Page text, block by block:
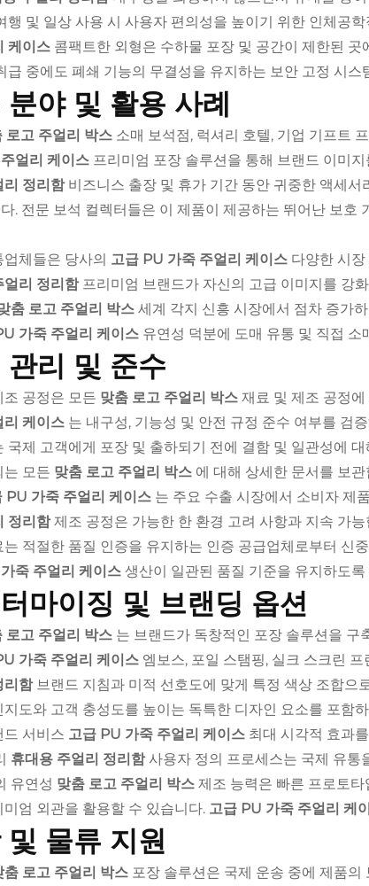
행 및 일상 사용 시 사용자 편의성을 높이기 위한 인체공
케이스 콤팩트한 외형은 수하물 포장 및 공간이 제한된
급 중에도 폐쇄 기능의 무결성을 유지하는 보안 고정 시스
분야 및 활용 사례
로고 주얼리 박스 소매 보석점, 럭셔리 호텔, 기업 기프트
얼리 케이스 프리미엄 포장 솔루션을 통해 브랜드 이미
리 정리함 비즈니스 출장 및 휴가 기간 동안 귀중한 액세
. 전문 보석 컬렉터들은 이 제품이 제공하는 뛰어난 보호
체들은 당사의 고급 PU 가죽 주얼리 케이스 다양한 시장
얼리 정리함 프리미엄 브랜드가 자신의 고급 이미지를 강
춤 로고 주얼리 박스 세계 각지 신흥 시장에서 점차 증가
가죽 주얼리 케이스 유연성 덕분에 도매 유통 및 직접 소
관리 및 준수
조 공정은 모든 맞춤 로고 주얼리 박스 재료 및 제조 공정
리 케이스 는 내구성, 기능성 및 안전 규정 준수 여부를 검
국제 고객에게 포장 및 출하되기 전에 결함 및 일관성에
는 모든 맞춤 로고 주얼리 박스 에 대해 상세한 문서를 보관
PU 가죽 주얼리 케이스 는 주요 수출 시장에서 소비자 제
정리함제조 공정은 가능한 한 환경 고려 사항과 지속 가
는 적절한 품질 인증을 유지하는 인증 공급업체로부터 신
죽 주얼리 케이스 생산이 일관된 품질 기준을 유지하도
마이징 및 브랜딩 옵션
로고 주얼리 박스 는 브랜드가 독창적인 포장 솔루션을 구
가죽 주얼리 케이스 엠보스, 포일 스탬핑, 실크 스크린
리함 브랜드 지침과 미적 선호도에 맞게 특정 색상 조합으
지도와 고객 충성도를 높이는 독특한 디자인 요소를 포함
드 서비스 고급 PU 가죽 주얼리 케이스 최대 시각적 효과
휴대용 주얼리 정리함 사용자 정의 프로세스는 국제 유통
유연성 맞춤 로고 주얼리 박스 제조 능력은 빠른 프로토
미엄 외관을 활용할 수 있습니다. 고급 PU 가죽 주얼리 케
및 물류 지원
춤 로고 주얼리 박스 포장 솔루션은 국제 운송 중에 제품